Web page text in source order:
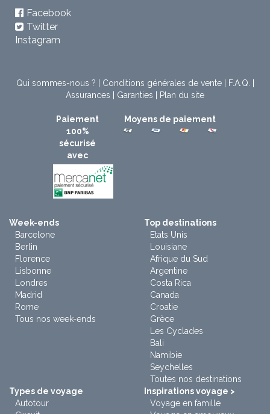
Facebook
Twitter
Instagram
Qui sommes-nous ? Conditions générales de vente| F.A.Q.
Assurances
Garanties Plan du site
Paiement
100%
sécurisé
avec
Moyens de paiement
Week-ends
Barcelone
Berlin
Florence
Lisbonne
Londres
Madrid
Rome
Tous nos week-ends
Top destinations
Etats Unis
Louisiane
Afrique du Sud
Argentine
Costa Rica
Canada
Croatie
Grèce
Les Cyclades
Bali
Namibie
Seychelles
Toutes nos destinations
Types de voyage
Autotour
Inspirations voyage >
Voyage en famille